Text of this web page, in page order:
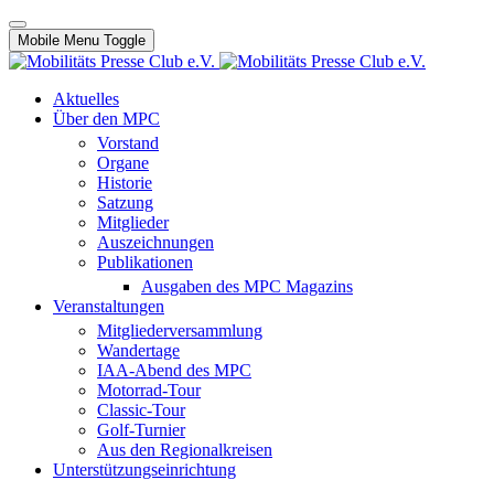
Mobile Menu Toggle
Aktuelles
Über den MPC
Vorstand
Organe
Historie
Satzung
Mitglieder
Auszeichnungen
Publikationen
Ausgaben des MPC Magazins
Veranstaltungen
Mitgliederversammlung
Wandertage
IAA-Abend des MPC
Motorrad-Tour
Classic-Tour
Golf-Turnier
Aus den Regionalkreisen
Unterstützungseinrichtung